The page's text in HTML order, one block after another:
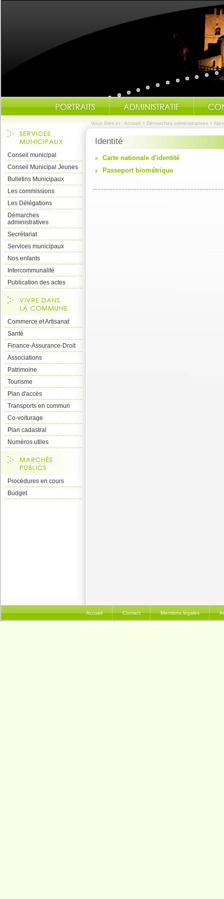
Vous êtes ici : Accueil > Démarches administratives >
Conseil municipal
Conseil Municipal Jeunes
Bulletins Municipaux
Les commissions
Les Délégations
Démarches
administratives
Secrétariat
Services municipaux
Nos enfants
Intercommunalité
Publication des actes
Commerce et Artisanat
Santé
Finance-Assurance-Droit
Associations
Patrimoine
Tourisme
Plan d'accès
Transports en commun
Co-voiturage
Plan cadastral
Numéros utiles
Procédures en cours
Budget
Identité
Carte nationale d'identité
Passeport biométrique
Accueil Contact Mentions légales